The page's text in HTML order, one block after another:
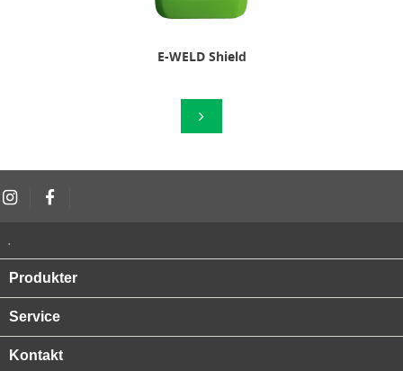
E-WELD Shield
.
Produkter
Service
Kontakt